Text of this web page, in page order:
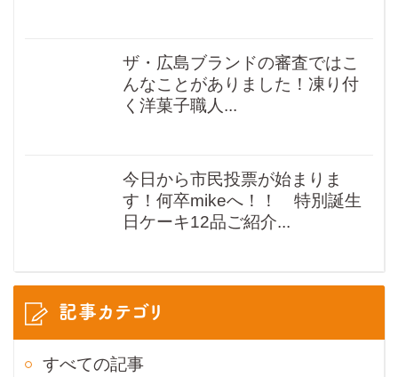
ザ・広島ブランドの審査ではこ
んなことがありました！凍り付
く洋菓子職人...
今日から市民投票が始まりま
す！何卒mikeへ！！ 特別誕生
日ケーキ12品ご紹介...
記事カテゴリ
すべての記事